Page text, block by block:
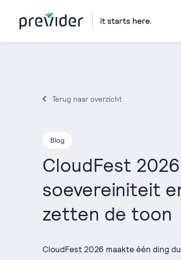
Terug naar overzicht
Blog
CloudFest
soevereiniteit
zetten de toon
CloudFest 2026 maakte één ding